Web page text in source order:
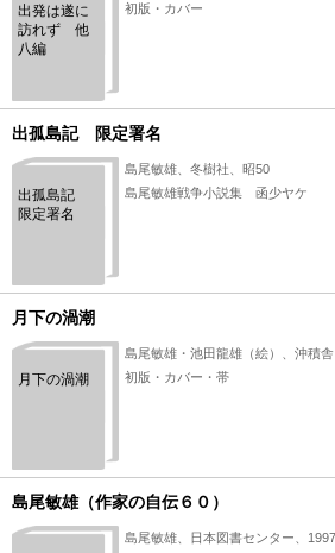
出発は遂に
訪れず 他
八編
初版・カバー
出孤島記 限定署名
出孤島記
限定署名
島尾敏雄、冬樹社、昭50
島尾敏雄戦争小説集 函少ヤケ
月下の渦潮
月下の渦潮
島尾敏雄・池田龍雄（絵）、沖積舎
初版・カバー・帯
島尾敏雄（作家の自伝６０）
島尾敏雄、日本図書センター、